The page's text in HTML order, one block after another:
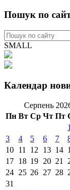
Пошук по
SMALL
Календар
Серпень
Пн Вт Ср Чт Пт
1
3
4 5 6 7
10 11 12 13 14
17 18 19 20 21
24 25 26 27 28
31